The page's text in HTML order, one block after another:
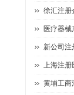
徐汇注册
医疗器械
新公司注
上海注册
黄埔工商